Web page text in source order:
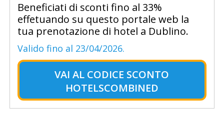
Beneficiati di sconti fino al 33%
effetuando su questo portale web la
tua prenotazione di hotel a Dublino.
Valido fino al 23/04/2026.
VAI AL CODICE SCONTO
HOTELSCOMBINED